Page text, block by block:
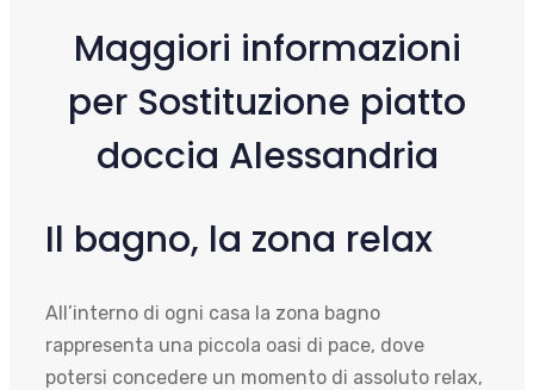
Maggiori informazioni
per Sostituzione piatto
doccia Alessandria
Il bagno, la zona relax
All’interno di ogni casa la zona bagno
rappresenta una piccola oasi di pace, dove
potersi concedere un momento di assoluto relax,